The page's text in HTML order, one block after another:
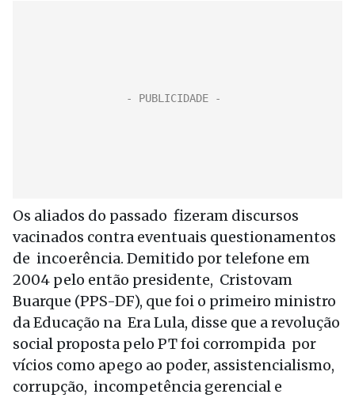
Os aliados do passado fizeram discursos
vacinados contra eventuais questionamentos
de incoerência. Demitido por telefone em
2004 pelo então presidente, Cristovam
Buarque (PPS-DF), que foi o primeiro ministro
da Educação na Era Lula, disse que a revolução
social proposta pelo PT foi corrompida por
vícios como apego ao poder, assistencialismo,
corrupção, incompetência gerencial e